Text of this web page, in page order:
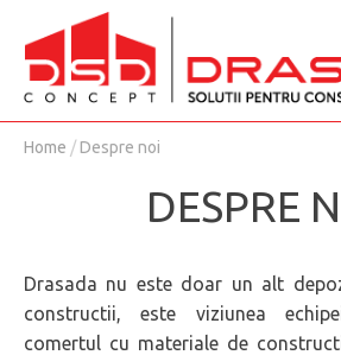
Home /Despre noi
DESPRE
Drasada nu este doar un alt
constructii, este viziunea
comertul cu materiale de